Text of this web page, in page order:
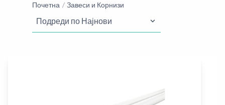
Почетна Завеси и Корнизи